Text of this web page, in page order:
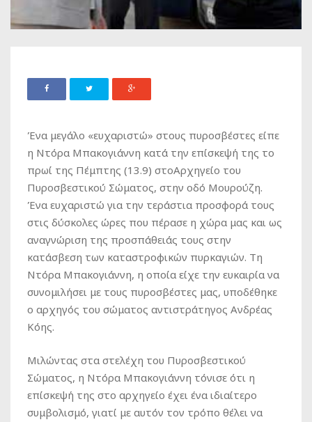
Ένα μεγάλο «ευχαριστώ» στους πυροσβέστες είπε
η Ντόρα Μπακογιάννη κατά την επίσκεψή της το
πρωί της Πέμπτης (13.9) στοΑρχηγείο του
Πυροσβεστικού Σώματος, στην οδό Μουρούζη.
Ένα ευχαριστώ για την τεράστια προσφορά τους
στις δύσκολες ώρες που πέρασε η χώρα μας και ως
αναγνώριση της προσπάθειάς τους στην
κατάσβεση των καταστροφικών πυρκαγιών. Τη
Ντόρα Μπακογιάννη, η οποία είχε την ευκαιρία να
συνομιλήσει με τους πυροσβέστες μας, υποδέθηκε
ο αρχηγός του σώματος αντιστράτηγος Ανδρέας
Κόης.
Μιλώντας στα στελέχη του Πυροσβεστικού
Σώματος, η Ντόρα Μπακογιάννη τόνισε ότι η
επίσκεψή της στο αρχηγείο έχει ένα ιδιαίτερο
συμβολισμό, γιατί με αυτόν τον τρόπο θέλει να